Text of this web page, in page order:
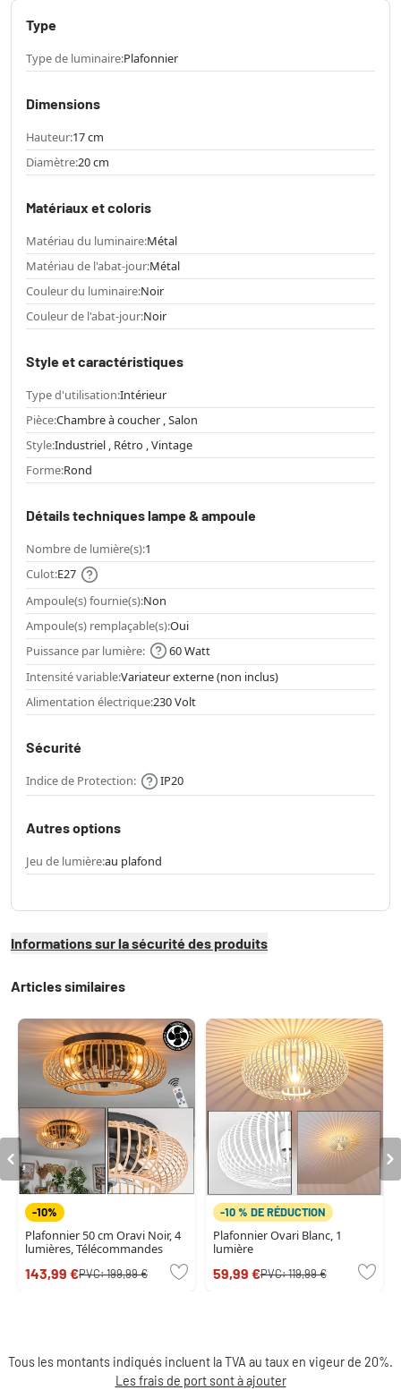
Type
Type de luminaire:Plafonnier
Dimensions
Hauteur:17 cm
Diamètre:20 cm
Matériaux et coloris
Matériau du luminaire:Métal
Matériau de l'abat-jour:Métal
Couleur du luminaire:Noir
Couleur de l'abat-jour:Noir
Style et caractéristiques
Type d'utilisation:Intérieur
Pièce:Chambre à coucher , Salon
Style:Industriel , Rétro , Vintage
Forme:Rond
Détails techniques lampe & ampoule
Nombre de lumière(s):1
Culot:E27
Ampoule(s) fournie(s):Non
Ampoule(s) remplaçable(s):Oui
Puissance par lumière:
60 Watt
Intensité variable:Variateur externe (non inclus)
Alimentation électrique:230 Volt
Sécurité
Indice de Protection: IP20
Autres options
Jeu de lumière:au plafond
Informations sur la sécurité des produits
Articles similaires
-10%
Plafonnier 50 cm Oravi Noir, 4
lumières, Télécommandes
143,99 €PVC:199,99 €
-10 % DE RÉDUCTION
Plafonnier Ovari Blanc, 1
lumière
59,99 €PVC:119,99 €
Tous les montants indiqués incluent la TVA au taux en vigeur de 20%.
Les frais de port sont à ajouter